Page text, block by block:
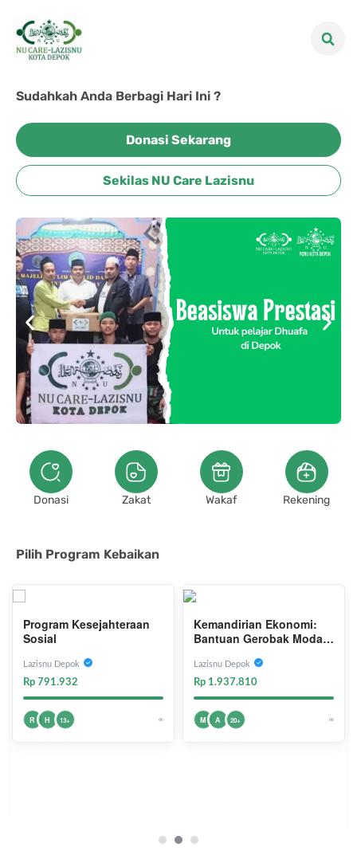
Sudahkah Anda Berbagi Hari Ini ?
Donasi Sekarang
Sekilas NU Care Lazisnu
Donasi Zakat Wakaf Rekening
Pilih Program Kebaikan
Program Kesejahteraan
Sosial
Lazisnu Depok
Rp 791.932
R H 13+ ∞
Kemandirian Ekonomi:
Bantuan Gerobak Modal
Lazisnu Depok
Rp 1.937.810
M A 20+ ∞